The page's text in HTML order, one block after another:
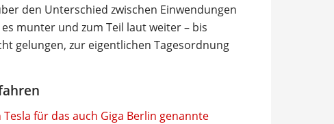
den Unterschied zwischen Einwendungen
munter und zum Teil laut weiter – bis
gelungen, zur eigentlichen Tagesordnung
für das auch Giga Berlin genannte